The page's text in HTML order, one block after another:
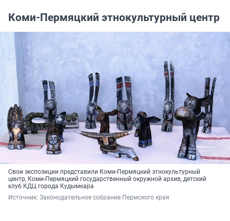
Коми-Пермяцкий этнокультурный центр
Свои экспозиции представили Коми-Пермяцкий этнокультурный
центр, Коми-Пермяцкий государственный окружной архив, детский
клуб КДЦ города Кудымкара
Источник: Законодательное собрание Пермского края